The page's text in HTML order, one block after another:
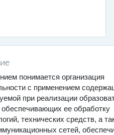
понимается организация
с применением
при реализации
ее обработку
технических средств, а
сетей,